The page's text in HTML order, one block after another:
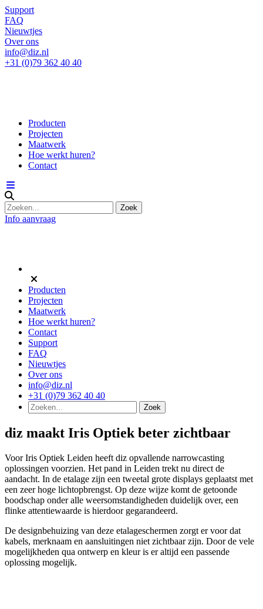
Support
FAQ
Nieuwtjes
Over ons
info@diz.nl
+31 (0)79 362 40 40
Producten
Projecten
Maatwerk
Hoe werkt huren?
Contact
Info aanvraag
Producten
Projecten
Maatwerk
Hoe werkt huren?
Contact
Support
FAQ
Nieuwtjes
Over ons
info@diz.nl
+31 (0)79 362 40 40
diz maakt Iris Optiek beter zichtbaar
Voor Iris Optiek Leiden heeft diz opvallende narrowcasting
oplossingen voorzien. Het pand in Leiden trekt nu direct de
aandacht. In de etalage zijn een tweetal grote displays geplaatst met
een zeer hoge lichtopbrengst. Op deze wijze komt de getoonde
boodschap onder alle weersomstandigheden duidelijk over, een
flinke attentiewaarde is hierdoor gegarandeerd.
De designbehuizing van deze etalageschermen zorgt er voor dat
kabels, merknaam en aansluitingen niet zichtbaar zijn. Door de vele
mogelijkheden qua ontwerp en kleur is er altijd een passende
oplossing mogelijk.